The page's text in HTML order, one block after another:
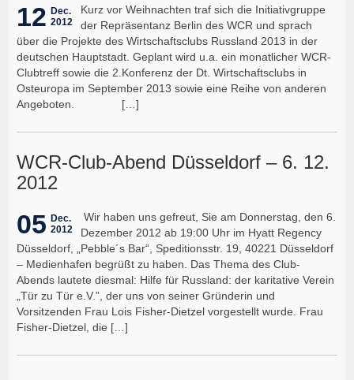
12 Dec.
2012
Kurz vor Weihnachten traf sich die Initiativgruppe
der Repräsentanz Berlin des WCR und sprach
über die Projekte des Wirtschaftsclubs Russland 2013 in der
deutschen Hauptstadt. Geplant wird u.a. ein monatlicher WCR-
Clubtreff sowie die 2.Konferenz der Dt. Wirtschaftsclubs in
Osteuropa im September 2013 sowie eine Reihe von anderen
Angeboten. […]
WCR-Club-Abend Düsseldorf – 6. 12.
2012
05 Dec.
2012
Wir haben uns gefreut, Sie am Donnerstag, den 6.
Dezember 2012 ab 19:00 Uhr im Hyatt Regency
Düsseldorf, „Pebble´s Bar“, Speditionsstr. 19, 40221 Düsseldorf
– Medienhafen begrüßt zu haben. Das Thema des Club-
Abends lautete diesmal: Hilfe für Russland: der karitative Verein
„Tür zu Tür e.V.”, der uns von seiner Gründerin und
Vorsitzenden Frau Lois Fisher-Dietzel vorgestellt wurde. Frau
Fisher-Dietzel, die […]